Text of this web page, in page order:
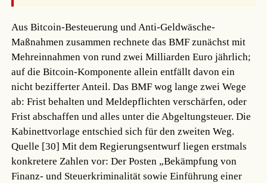
Aus Bitcoin-Besteuerung und Anti-Geldwäsche-
Maßnahmen zusammen rechnete das BMF zunächst mit
Mehreinnahmen von rund zwei Milliarden Euro jährlich;
auf die Bitcoin-Komponente allein entfällt davon ein
nicht bezifferter Anteil. Das BMF wog lange zwei Wege
ab: Frist behalten und Meldepflichten verschärfen, oder
Frist abschaffen und alles unter die Abgeltungsteuer. Die
Kabinettvorlage entschied sich für den zweiten Weg.
Quelle [30] Mit dem Regierungsentwurf liegen erstmals
konkretere Zahlen vor: Der Posten „Bekämpfung von
Finanz- und Steuerkriminalität sowie Einführung einer